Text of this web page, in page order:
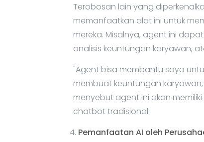
Terobosan lain yang
memanfaatkan alat ini untuk
mereka. Misalnya, agent ini
analisis keuntungan karyawan,
"Agent bisa membantu saya
membuat keuntungan
menyebut agent ini akan
chatbot tradisional.
Pemanfaatan AI oleh